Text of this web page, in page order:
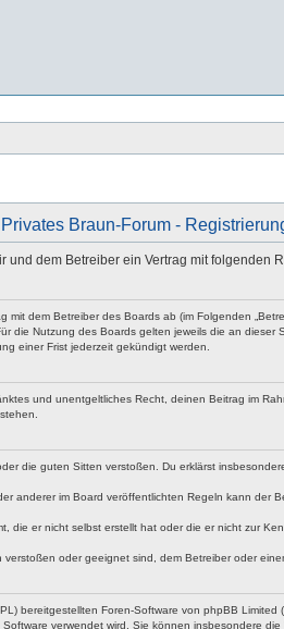
Privates Braun-Forum -
und dem Betreiber ein Vertrag mit folgenden
mit dem Betreiber des Boards ab (im Folgenden
Nutzung des Boards gelten jeweils die an dieser
einer Frist jederzeit gekündigt werden.
und unentgeltliches Recht, deinen Beitrag im
die guten Sitten verstoßen. Du erklärst
anderer im Board veröffentlichten Regeln kann
die er nicht selbst erstellt hat oder die er nicht zur
oder geeignet sind, dem Betreiber oder
bereitgestellten Foren-Software von phpBB
verwendet wird. Sie können insbesondere